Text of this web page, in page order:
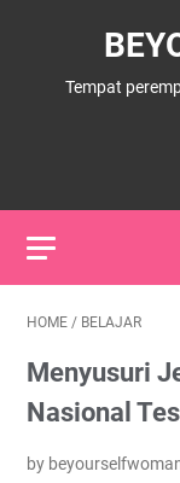
Tempat
HOME / BELAJAR
Menyusuri
Nasional
by